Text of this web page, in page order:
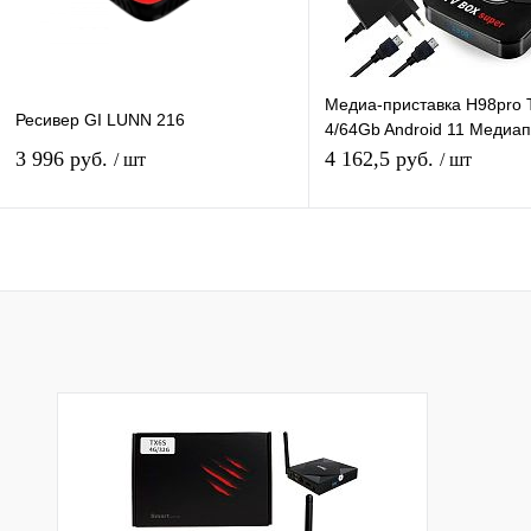
Ресивер GI LUNN 216
3 996 руб. / шт
Медиа-приставка H98pro
4/64Gb Android 11
Smart tv IPTV OTT
4 162,5 руб. / шт